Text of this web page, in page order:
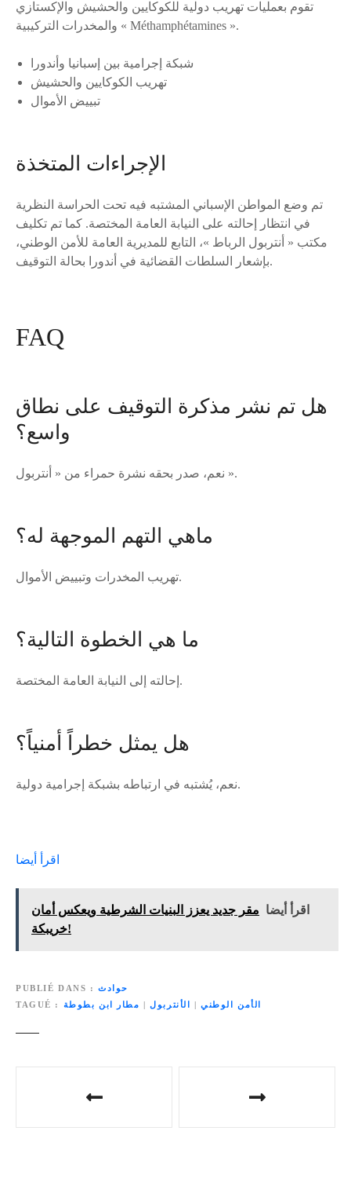
تقوم بعمليات تهريب دولية للكوكايين والحشيش والإكستازي
والمخدرات التركيبية « Méthamphétamines ».
شبكة إجرامية بين إسبانيا وأندورا
تهريب الكوكايين والحشيش
تبييض الأموال
الإجراءات المتخذة
تم وضع المواطن الإسباني المشتبه فيه تحت الحراسة النظرية
في انتظار إحالته على النيابة العامة المختصة. كما تم تكليف
مكتب « أنتربول الرباط »، التابع للمديرية العامة للأمن الوطني،
بإشعار السلطات القضائية في أندورا بحالة التوقيف.
FAQ
هل تم نشر مذكرة التوقيف على نطاق
واسع؟
نعم، صدر بحقه نشرة حمراء من « أنتربول ».
ماهي التهم الموجهة له؟
تهريب المخدرات وتبييض الأموال.
ما هي الخطوة التالية؟
إحالته إلى النيابة العامة المختصة.
هل يمثل خطراً أمنياً؟
نعم، يُشتبه في ارتباطه بشبكة إجرامية دولية.
اقرأ أيضا
اقرأ أيضا مقر جديد يعزز البنيات الشرطية ويعكس أمان
خريبكة!
PUBLIÉ DANS
حوادث
TAGUÉ
الأمن الوطني| الأنتربول| مطار ابن بطوطة